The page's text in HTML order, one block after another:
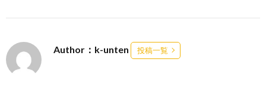
Author：k-unten 投稿一覧